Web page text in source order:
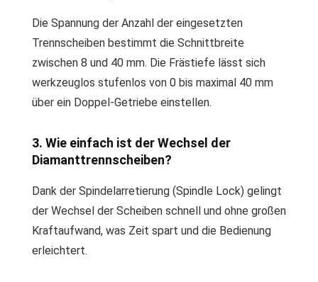
Die Spannung der Anzahl der eingesetzten
Trennscheiben bestimmt die Schnittbreite
zwischen 8 und 40 mm. Die Frästiefe lässt sich
werkzeuglos stufenlos von 0 bis maximal 40 mm
über ein Doppel-Getriebe einstellen.
3. Wie einfach ist der Wechsel der
Diamanttrennscheiben?
Dank der Spindelarretierung (Spindle Lock) gelingt
der Wechsel der Scheiben schnell und ohne großen
Kraftaufwand, was Zeit spart und die Bedienung
erleichtert.